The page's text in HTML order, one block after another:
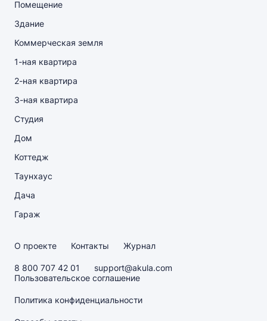
Помещение
Здание
Коммерческая земля
1-ная квартира
2-ная квартира
3-ная квартира
Студия
Дом
Коттедж
Таунхаус
Дача
Гараж
О проекте Контакты Журнал
8 800 707 42 01
support@akula.com
Пользовательское соглашение
Политика конфиденциальности